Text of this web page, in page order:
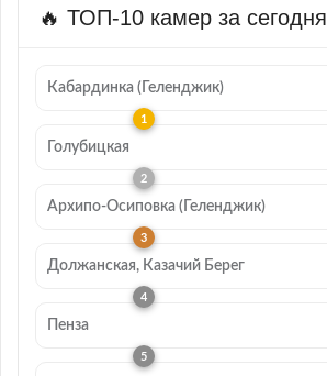
🔥 ТОП-10 камер за сегодня
Кабардинка (Геленджик)
Голубицкая
Архипо-Осиповка (Геленджик)
Должанская, Казачий Берег
Пенза